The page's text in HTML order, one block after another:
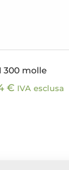
300 molle
€ IVA esclusa